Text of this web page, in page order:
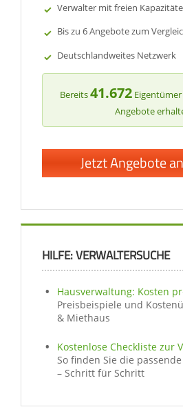
Verwalter mit freien
Bis zu 6 Angebote zum
Deutschlandweites Netzwerk
Bereits41.672
Angebote
Jetzt Angebote
HILFE: VERWALTERSUCHE
Hausverwaltung: Kosten
Preisbeispiele und
& Miethaus
Kostenlose Checkliste zur
So finden Sie die
– Schritt für Schritt